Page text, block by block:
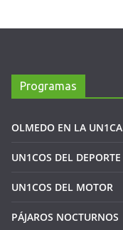
Programas
OLMEDO EN LA UN1CA
UN1COS DEL DEPORTE
UN1COS DEL MOTOR
PÁJAROS NOCTURNOS